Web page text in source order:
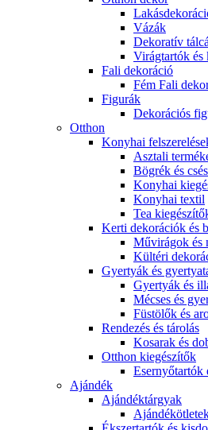
Vázák
Dekoratív
Virágtartók és
Fali dekoráció
Fém Fali
Figurák
Dekorációs
Otthon
Konyhai
Asztali
Bögrék és
Konyhai
Konyhai textil
Tea
Kerti dekorációk és
Művirágok és
Kültéri
Gyertyák és
Gyertyák és
Mécses és
Füstölők és
Rendezés és tárolás
Kosarak és
Otthon kiegészítők
Esernyőtartók
Ajándék
Ajándéktárgyak